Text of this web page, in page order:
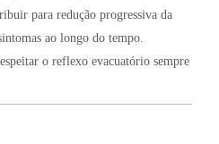
para redução progressiva da
ao longo do tempo.
o reflexo evacuatório sempre